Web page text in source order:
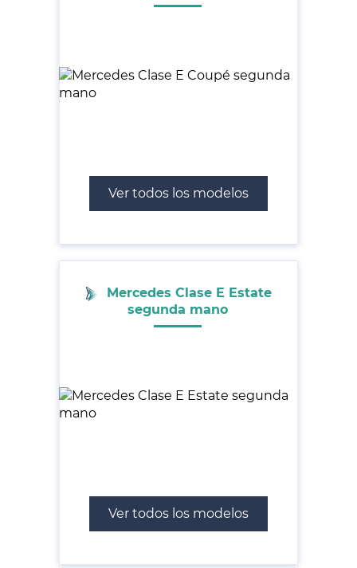
Ver todos los modelos
Mercedes Clase E Estate
segunda mano
Ver todos los modelos